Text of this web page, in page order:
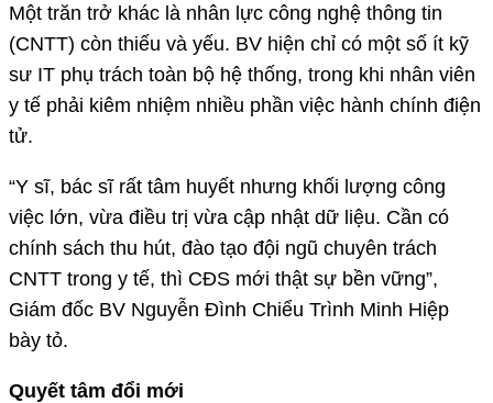
Một trăn trở khác là nhân lực công nghệ thông tin
(CNTT) còn thiếu và yếu. BV hiện chỉ có một số ít kỹ
sư IT phụ trách toàn bộ hệ thống, trong khi nhân viên
y tế phải kiêm nhiệm nhiều phần việc hành chính điện
tử.
“Y sĩ, bác sĩ rất tâm huyết nhưng khối lượng công
việc lớn, vừa điều trị vừa cập nhật dữ liệu. Cần có
chính sách thu hút, đào tạo đội ngũ chuyên trách
CNTT trong y tế, thì CĐS mới thật sự bền vững”,
Giám đốc BV Nguyễn Đình Chiểu Trình Minh Hiệp
bày tỏ.
Quyết tâm đổi mới